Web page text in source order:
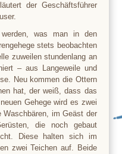
der Geschäftsführer
was man in den
stets beobachten
zuweilen stundenlang an
– aus Langeweile und
Neu kommen die Ottern
hat, der weiß, dass das
Gehege wird es zwei
Waschbären, im Geäst der
die noch gebaut
Diese halten sich im
zwei Teichen auf. Beide